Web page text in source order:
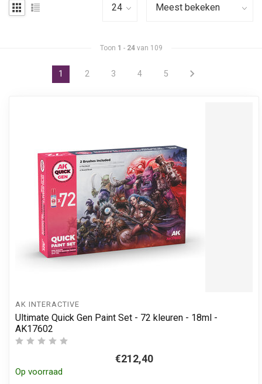
AK INTERACTIVE
Ultimate Quick Gen Paint Set - 72 kleuren - 18ml -
AK17602
€212,40
Op voorraad
Toon 1 - 24van 109
1 2 3 4 5